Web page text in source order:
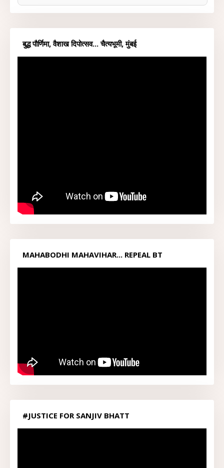
बुद्ध पौर्णिमा, वैशाख दिपोत्सव... चैत्यभूमी, मुंबई
MAHABODHI MAHAVIHAR... REPEAL BT
ACT1949...
#JUSTICE FOR SANJIV BHATT